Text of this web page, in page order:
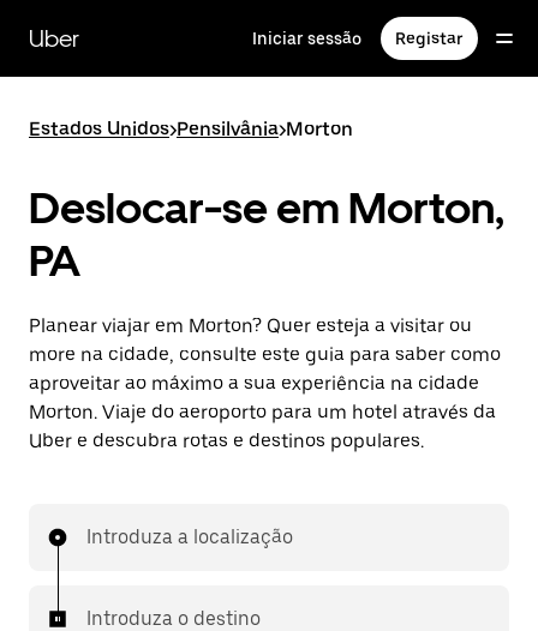
para
conteúdo
Uber Iniciar sessão Registar
Estados Unidos>Pensilvânia>Morton
Deslocar-se em Morton,
PA
Planear viajar em Morton? Quer esteja a visitar ou
more na cidade, consulte este guia para saber como
aproveitar ao máximo a sua experiência na cidade
Morton. Viaje do aeroporto para um hotel através da
Uber e descubra rotas e destinos populares.
Introduza a localização
Introduza o destino